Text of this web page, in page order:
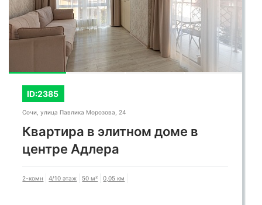
ID:2385
Сочи, улица Павлика Морозова, 24
Квартира в элитном доме в
центре Адлера
2-комн 4/10 этаж 50 м² 0,05 км